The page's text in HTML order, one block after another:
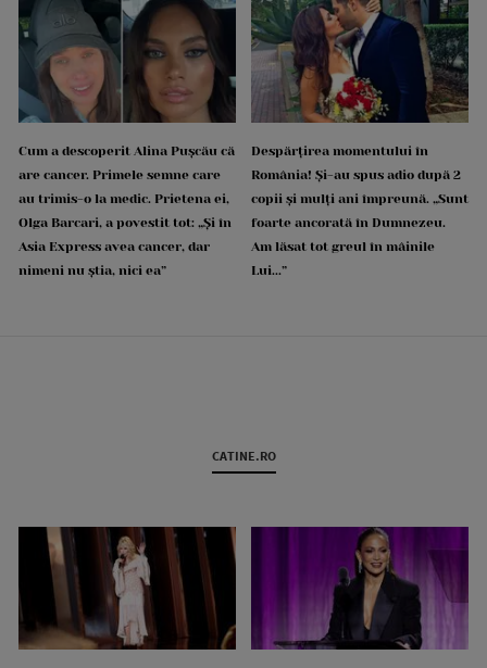
Cum a descoperit Alina Pușcău că
are cancer. Primele semne care
au trimis-o la medic. Prietena ei,
Olga Barcari, a povestit tot: „Și în
Asia Express avea cancer, dar
nimeni nu știa, nici ea”
Despărțirea momentului în
România! Și-au spus adio după 2
copii și mulți ani împreună. „Sunt
foarte ancorată în Dumnezeu.
Am lăsat tot greul în mâinile
Lui...”
CATINE.RO